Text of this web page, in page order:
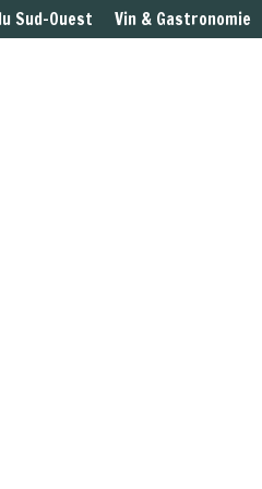
Sud-Ouest Vin & Gastronomie